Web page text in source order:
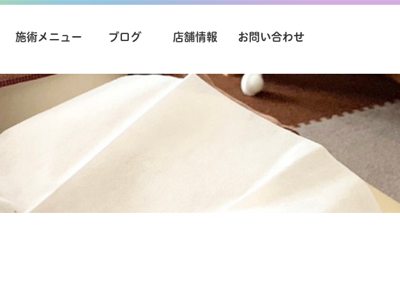
施術メニュー ブログ 店舗情報 お問い合わせ